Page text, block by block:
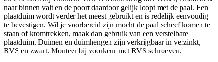
naar binnen valt en de poort daardoor gelijk loopt met de paal. Een
plaatduim wordt verder het meest gebruikt en is redelijk eenvoudig
te bevestigen. Wil je voorbereid zijn mocht de paal scheef komen te
staan of kromtrekken, maak dan gebruik van een verstelbare
plaatduim. Duimen en duimhengen zijn verkrijgbaar in verzinkt,
RVS en zwart. Monteer bij voorkeur met RVS schroeven.